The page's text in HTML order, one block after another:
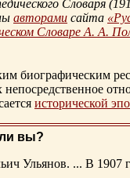
Словаря (
авторами сайта
Словаре А. А.
биографическим
исторической
вы?
Ульянов. ... В 1907